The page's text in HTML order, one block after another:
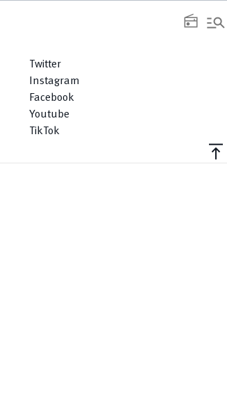
radio manage_search
Twitter
Instagram
Facebook
Youtube
TikTok
vertical_align_top